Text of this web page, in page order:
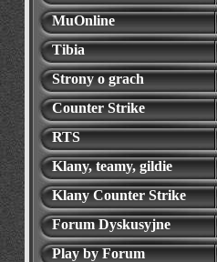
MuOnline
Tibia
Strony o grach
Counter Strike
RTS
Klany, teamy, gildie
Klany Counter Strike
Forum Dyskusyjne
Play by Forum